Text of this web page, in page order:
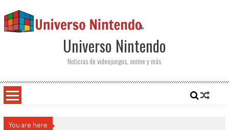
Universo Nintendo
Noticias de videojuegos, anime y más
You are here